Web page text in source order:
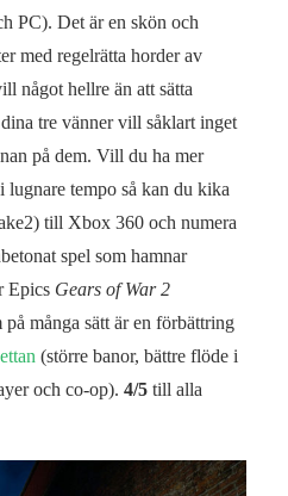
PC). Det är en skön och
med regelrätta horder av
något hellre än att sätta
tre vänner vill såklart inget
på dem. Vill du ha mer
lugnare tempo så kan du kika
till Xbox 360 och numera
spel som hamnar
Epics Gears of War 2
många sätt är en förbättring
ettan (större banor, bättre flöde i
och co-op). 4/5 till alla